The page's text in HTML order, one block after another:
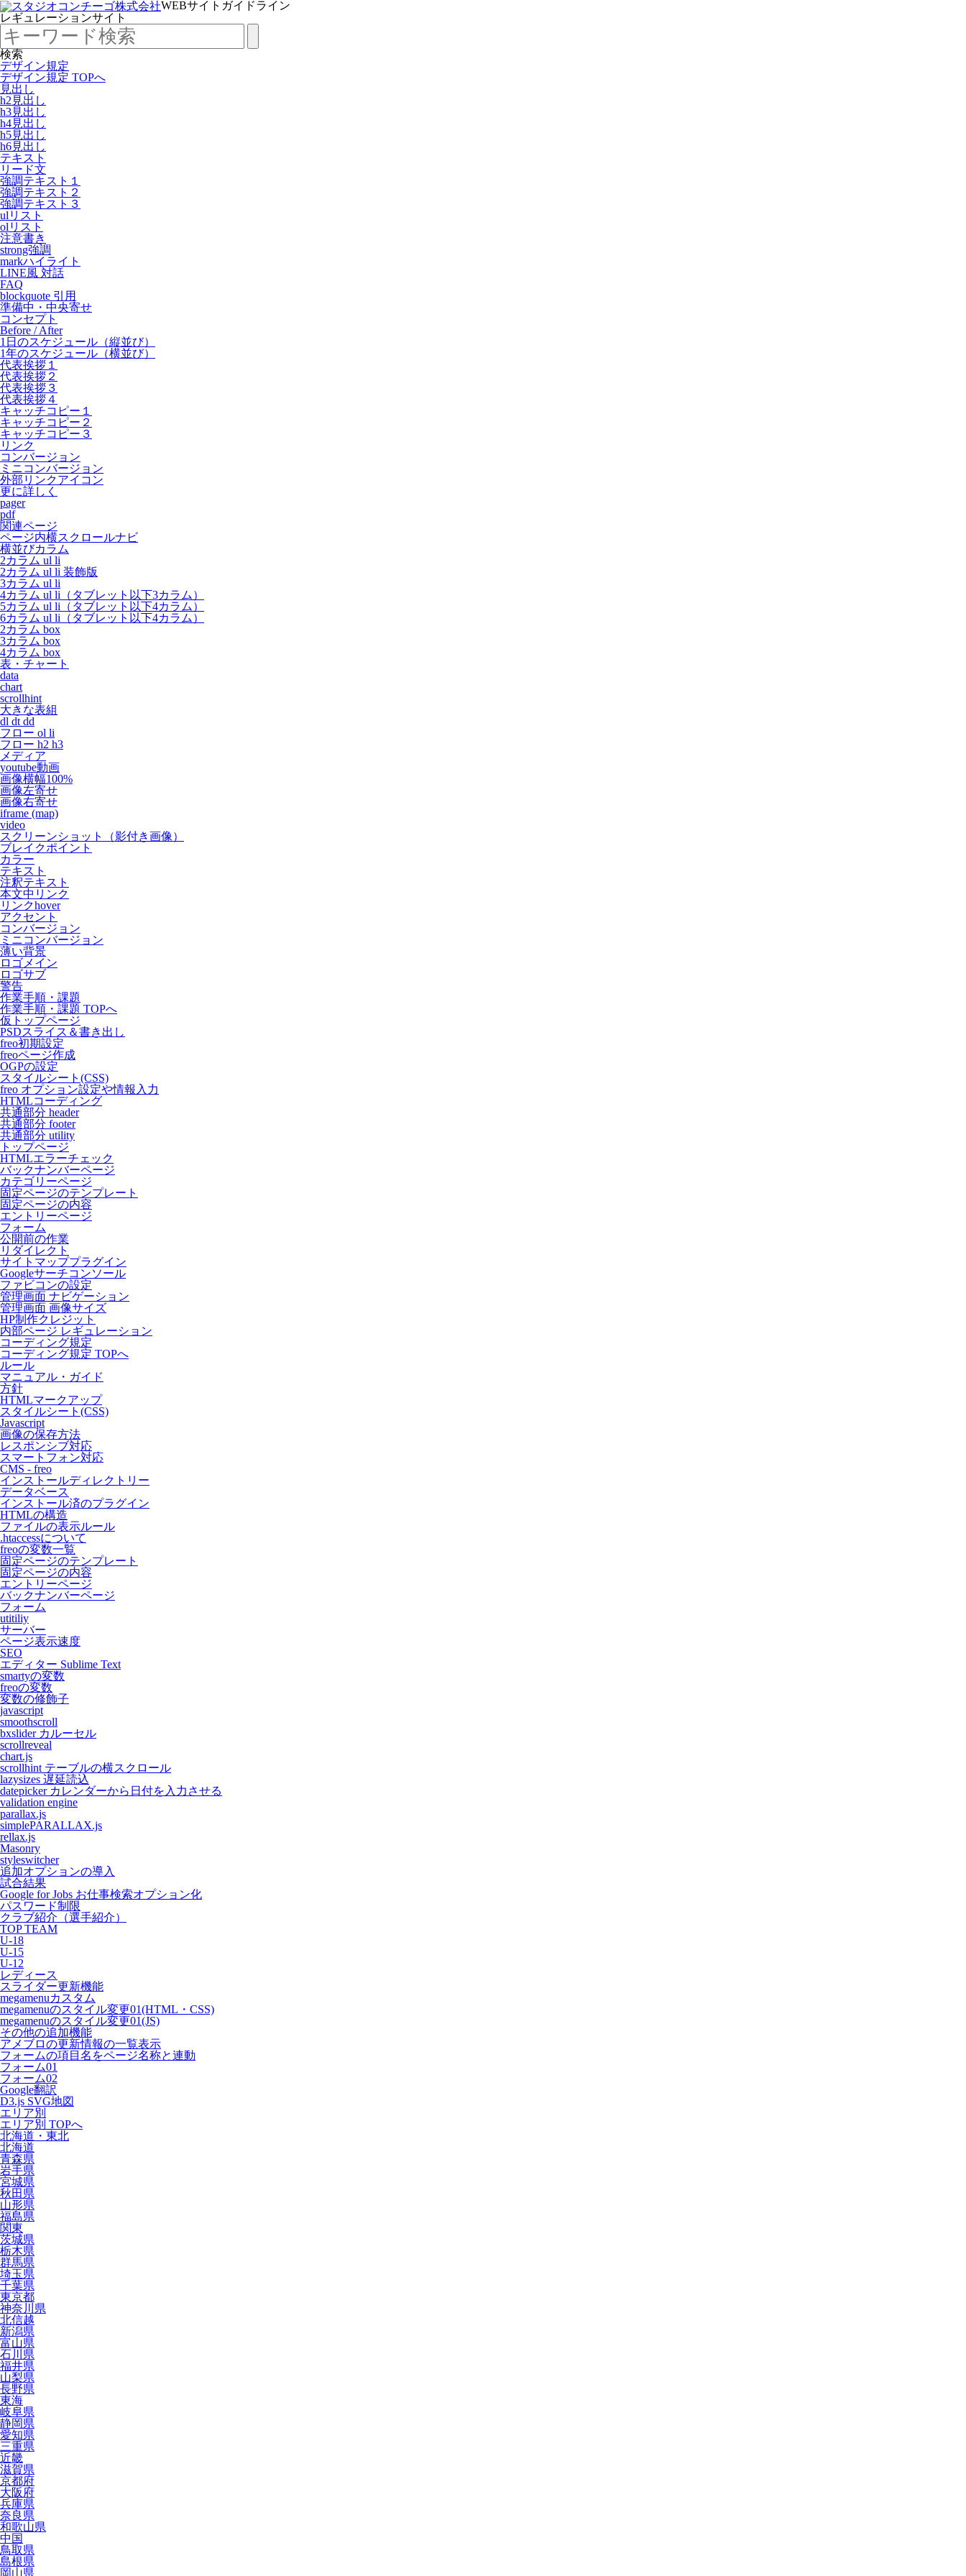
WEBサイトガイドライン
レギュレーションサイト
検索
デザイン規定
デザイン規定 TOPへ
見出し
h2見出し
h3見出し
h4見出し
h5見出し
h6見出し
テキスト
リード文
強調テキスト１
強調テキスト２
強調テキスト３
ulリスト
olリスト
注意書き
strong強調
markハイライト
LINE風 対話
FAQ
blockquote 引用
準備中・中央寄せ
コンセプト
Before / After
1日のスケジュール（縦並び）
1年のスケジュール（横並び）
代表挨拶１
代表挨拶２
代表挨拶３
代表挨拶４
キャッチコピー１
キャッチコピー２
キャッチコピー３
リンク
コンバージョン
ミニコンバージョン
外部リンクアイコン
更に詳しく
pager
pdf
関連ページ
ページ内横スクロールナビ
横並びカラム
2カラム ul li
2カラム ul li 装飾版
3カラム ul li
4カラム ul li（タブレット以下3カラム）
5カラム ul li（タブレット以下4カラム）
6カラム ul li（タブレット以下4カラム）
2カラム box
3カラム box
4カラム box
表・チャート
data
chart
scrollhint
大きな表組
dl dt dd
フロー ol li
フロー h2 h3
メディア
youtube動画
画像横幅100%
画像左寄せ
画像右寄せ
iframe (map)
video
スクリーンショット（影付き画像）
ブレイクポイント
カラー
テキスト
注釈テキスト
本文中リンク
リンクhover
アクセント
コンバージョン
ミニコンバージョン
薄い背景
ロゴメイン
ロゴサブ
警告
作業手順・課題
作業手順・課題 TOPへ
仮トップページ
PSDスライス＆書き出し
freo初期設定
freoページ作成
OGPの設定
スタイルシート(CSS)
freo オプション設定や情報入力
HTMLコーディング
共通部分 header
共通部分 footer
共通部分 utility
トップページ
HTMLエラーチェック
バックナンバーページ
カテゴリーページ
固定ページのテンプレート
固定ページの内容
エントリーページ
フォーム
公開前の作業
リダイレクト
サイトマッププラグイン
Googleサーチコンソール
ファビコンの設定
管理画面 ナビゲーション
管理画面 画像サイズ
HP制作クレジット
内部ページ レギュレーション
コーディング規定
コーディング規定 TOPへ
ルール
マニュアル・ガイド
方針
HTMLマークアップ
スタイルシート(CSS)
Javascript
画像の保存方法
レスポンシブ対応
スマートフォン対応
CMS - freo
インストールディレクトリー
データベース
インストール済のプラグイン
HTMLの構造
ファイルの表示ルール
.htaccessについて
freoの変数一覧
固定ページのテンプレート
固定ページの内容
エントリーページ
バックナンバーページ
フォーム
utitiliy
サーバー
ページ表示速度
SEO
エディター Sublime Text
smartyの変数
freoの変数
変数の修飾子
javascript
smoothscroll
bxslider カルーセル
scrollreveal
chart.js
scrollhint テーブルの横スクロール
lazysizes 遅延読込
datepicker カレンダーから日付を入力させる
validation engine
parallax.js
simplePARALLAX.js
rellax.js
Masonry
styleswitcher
追加オプションの導入
試合結果
Google for Jobs お仕事検索オプション化
パスワード制限
クラブ紹介（選手紹介）
TOP TEAM
U-18
U-15
U-12
レディース
スライダー更新機能
megamenuカスタム
megamenuのスタイル変更01(HTML・CSS)
megamenuのスタイル変更01(JS)
その他の追加機能
アメブロの更新情報の一覧表示
フォームの項目名をページ名称と連動
フォーム01
フォーム02
Google翻訳
D3.js SVG地図
エリア別
エリア別 TOPへ
北海道・東北
北海道
青森県
岩手県
宮城県
秋田県
山形県
福島県
関東
茨城県
栃木県
群馬県
埼玉県
千葉県
東京都
神奈川県
北信越
新潟県
富山県
石川県
福井県
山梨県
長野県
東海
岐阜県
静岡県
愛知県
三重県
近畿
滋賀県
京都府
大阪府
兵庫県
奈良県
和歌山県
中国
鳥取県
島根県
岡山県